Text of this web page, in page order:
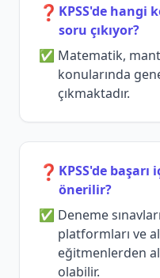
❓ KPSS'de hangi
soru çıkıyor?
Matematik,
konularında
çıkmaktadır.
❓ KPSS'de
önerilir?
Deneme
platformları ve
eğitmenlerden
olabilir.